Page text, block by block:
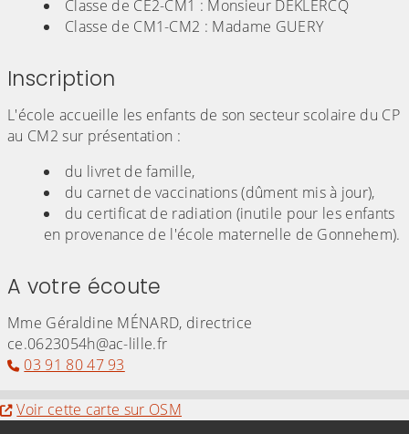
Classe de CE2-CM1 : Monsieur DEKLERCQ
Classe de CM1-CM2 : Madame GUERY
Inscription
L'école accueille les enfants de son secteur scolaire du CP
au CM2 sur présentation :
du livret de famille,
du carnet de vaccinations (dûment mis à jour),
du certificat de radiation (inutile pour les enfants
en provenance de l'école maternelle de Gonnehem).
A votre écoute
Mme Géraldine MÉNARD, directrice
ce.0623054h@ac-lille.fr
03 91 80 47 93
Evitez la carte interactive ci-après et aller au
Voir cette carte sur OSM